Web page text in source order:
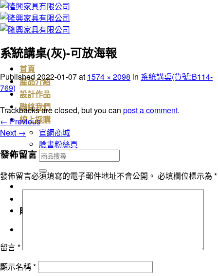
Skip
to
content
首頁
產品介紹
設計作品
聯絡我們
線上採購
官網商城
臉書粉絲頁
搜
尋
關
鍵
購物車
系統講桌(灰)-可放海報
Published2022-01-07at 1574 × 2098 in 系統講桌(貨號:B114-
769)
Trackbacks are closed, but you can post a comment.
← Previous
Next →
發佈留言
發佈留言必須填寫的電子郵件地址不會公開。 必填欄位標示為 *
留言*
顯示名稱*